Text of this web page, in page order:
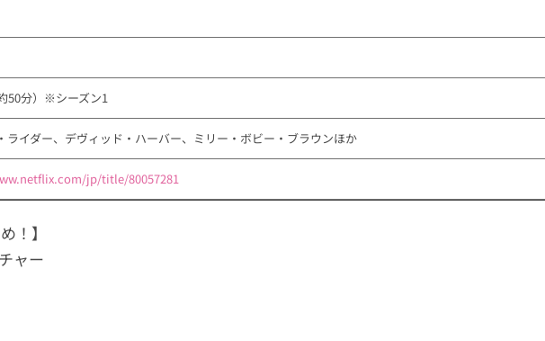
50分）※シーズン1
ライダー、デヴィッド・ハーバー、ミリー・ボビー・ブラウンほか
jp/title/80057281
！】
ャー